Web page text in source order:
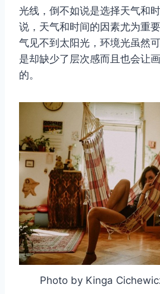
光线，倒不如说是选择天气和
说，天气和时间的因素尤为重
气见不到太阳光，环境光虽然
是却缺少了层次感而且也会让
的。
Photo by Kinga